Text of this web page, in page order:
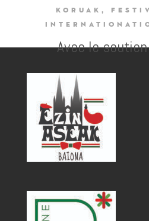
KORUAK,
Avec le